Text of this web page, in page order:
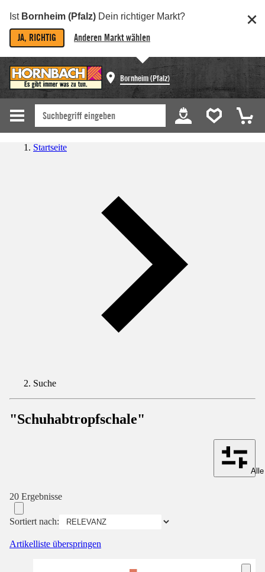
Ist Bornheim (Pfalz) Dein richtiger Markt?
JA, RICHTIG Anderen Markt wählen
Bornheim (Pfalz)
Startseite
Suche
"Schuhabtropfschale"
20 Ergebnisse
Sortiert nach:
Artikelliste überspringen